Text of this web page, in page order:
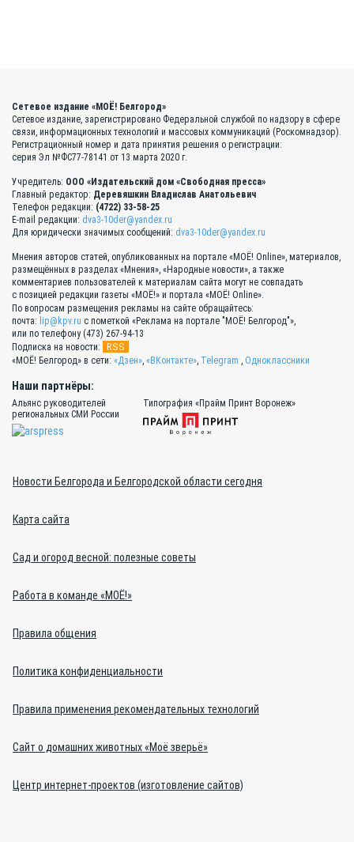
Сетевое издание «МОЁ! Белгород»
Сетевое издание, зарегистрировано Федеральной службой по надзору в сфере
связи, информационных технологий и массовых коммуникаций (Роскомнадзор).
Регистрационный номер и дата принятия решения о регистрации:
серия Эл №ФС77-78141 от 13 марта 2020 г.
Учредитель: ООО «Издательский дом «Свободная пресса»
Главный редактор: Деревяшкин Владислав Анатольевич
Телефон редакции: (4722) 33-58-25
E-mail редакции: dva3-10der@yandex.ru
Для юридически значимых сообщений: dva3-10der@yandex.ru
Мнения авторов статей, опубликованных на портале «МОЁ! Online», материалов,
размещённых в разделах «Мнения», «Народные новости», а также
комментариев пользователей к материалам сайта могут не совпадать
с позицией редакции газеты «МОЁ!» и портала «МОЁ! Online».
По вопросам размещения рекламы на сайте обращайтесь:
почта: lip@kpv.ru с пометкой «Реклама на портале "МОЁ! Белгород"»,
или по телефону (473) 267-94-13
Подписка на новости:
RSS
«МОЁ! Белгород» в сети: «Дзен» «ВКонтакте» Telegram Одноклассники
Наши партнёры:
Альянс руководителей
региональных СМИ России
Типография «Прайм Принт Воронеж»
Новости Белгорода и Белгородской области сегодня
Карта сайта
Сад и огород весной: полезные советы
Работа в команде «МОЁ!»
Правила общения
Политика конфиденциальности
Правила применения рекомендательных технологий
Сайт о домашних животных «Моё зверьё»
Центр интернет-проектов (изготовление сайтов)